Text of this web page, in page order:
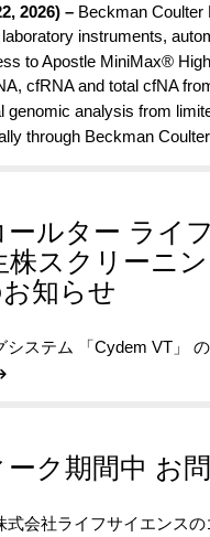
2026) – Beckman Coulter
instruments,
to Apostle MiniMax®
cfRNA and total cfNA
genomic analysis from
through Beckman
ルター ライ
株スクリーニ
知らせ
ステム 「Cydem VT」
ク期間中 お
式会社ライフサイエンス